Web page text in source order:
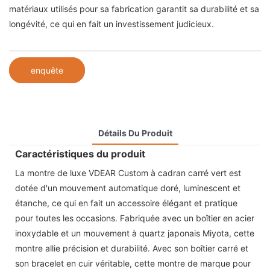
matériaux utilisés pour sa fabrication garantit sa durabilité et sa
longévité, ce qui en fait un investissement judicieux.
enquête
Détails Du Produit
Caractéristiques du produit
La montre de luxe VDEAR Custom à cadran carré vert est
dotée d'un mouvement automatique doré, luminescent et
étanche, ce qui en fait un accessoire élégant et pratique
pour toutes les occasions. Fabriquée avec un boîtier en acier
inoxydable et un mouvement à quartz japonais Miyota, cette
montre allie précision et durabilité. Avec son boîtier carré et
son bracelet en cuir véritable, cette montre de marque pour